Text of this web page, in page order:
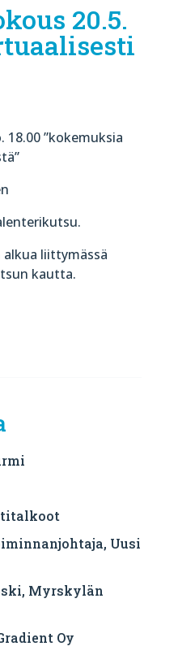
20.5.
18.00 ”kokemuksia
alkua liittymässä
kautta.
Uusi
Myrskylän
Oy